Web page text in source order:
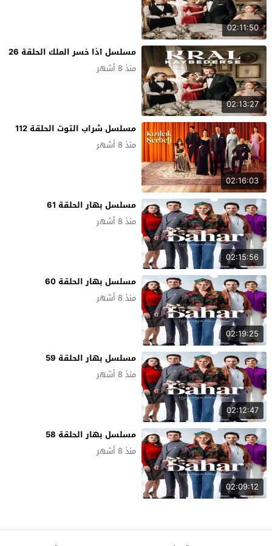
02:11:50
02:13:27
مسلسل اذا خسر الملك الحلقة 26
منذ 8 أشهر
02:16:03
مسلسل شراب التوت الحلقة 112
منذ 8 أشهر
02:15:56
مسلسل بهار الحلقة 61
منذ 8 أشهر
02:19:25
مسلسل بهار الحلقة 60
منذ 8 أشهر
02:12:47
مسلسل بهار الحلقة 59
منذ 8 أشهر
02:09:12
مسلسل بهار الحلقة 58
منذ 8 أشهر